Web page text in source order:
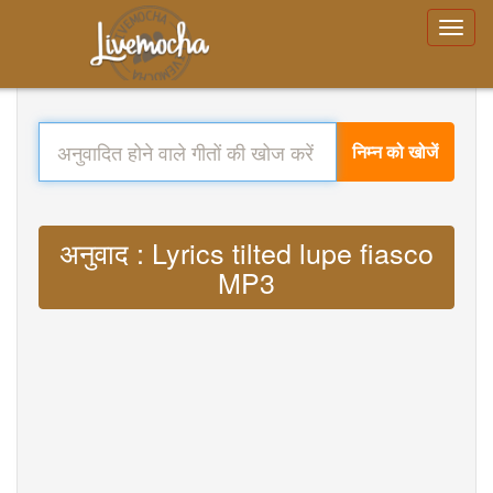
निम्न को खोजें
अनुवाद : Lyrics tilted lupe fiasco
MP3